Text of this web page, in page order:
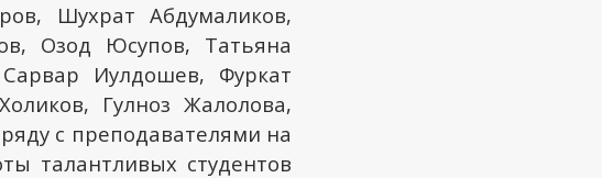
Шухрат Абдумаликов,
Озод Юсупов, Татьяна
Иулдошев, Фуркат
Гулноз Жалолова,
с преподавателями на
талантливых студентов